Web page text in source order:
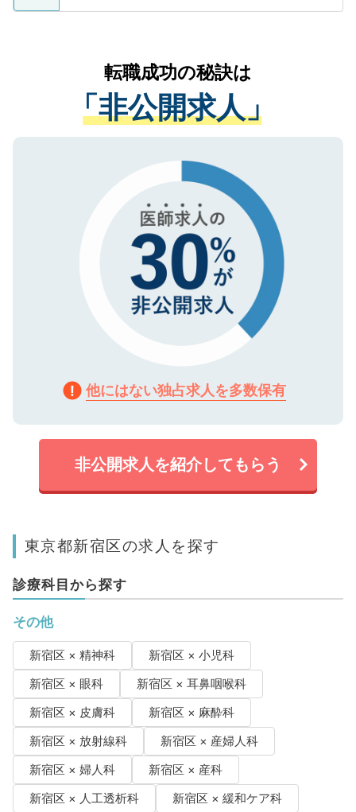
ているすべての個人データはご本人の許可
は、個人情報の取り扱いについての厳密な
管理基準を満たした事業者のみに付与され
る、プライバシーマークを取得済みです。
ご登録いただいた個人情報は、SSL（デー
で、機密保持に関してもご安心ください。
かがいして、現在の医療機関の状況や紹介
経験をまじえながら、適切なアドバイスを
させていただきます。すぐにご転職をされ
ない方には、長期的なサポートが可能です
ので、まずはご登録ください。
転職成功の秘訣は
「非公開求人」
他にはない独占求人を多数保有
非公開求人を紹介してもらう
東京都新宿区の求人を探す
診療科目から探す
その他
新宿区 × 精神科
新宿区 × 小児科
新宿区 × 眼科
新宿区 × 耳鼻咽喉科
新宿区 × 皮膚科
新宿区 × 麻酔科
新宿区 × 放射線科
新宿区 × 産婦人科
新宿区 × 婦人科
新宿区 × 産科
新宿区 × 人工透析科
新宿区 × 緩和ケア科